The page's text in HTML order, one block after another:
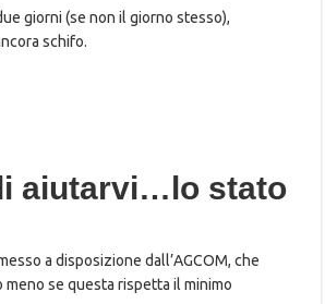
giorni (se non il giorno stesso),
schifo.
aiutarvi…lo stato
a disposizione dall’AGCOM, che
se questa rispetta il minimo